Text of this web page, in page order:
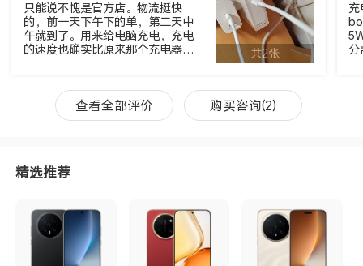
只能说不愧是官方店。物流挺快
的，前一天下午下的单，第二天中
午就到了。用来给电脑充电，充电
的速度也确实比原来那个充电器快
感觉很好，看看用久一点之后的表
现吧。
共2张
充
分
查看全部评价 购买咨询(2)
精选推荐